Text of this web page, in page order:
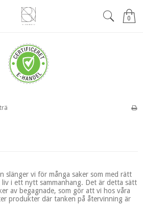
0
slänger vi för många saker som med rätt
i ett nytt sammanhang. Det är detta sätt
av begagnade, som gör att vi hos våra
produkter där tanken på återvinning är